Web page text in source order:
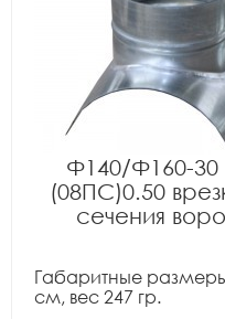
Ф140/Ф160-30
(08ПС)0.50
сечения
Габаритные
см, вес 247 гр.